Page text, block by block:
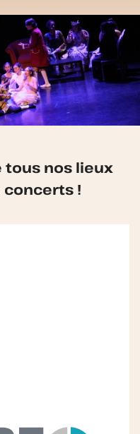
tous nos lieux
concerts !